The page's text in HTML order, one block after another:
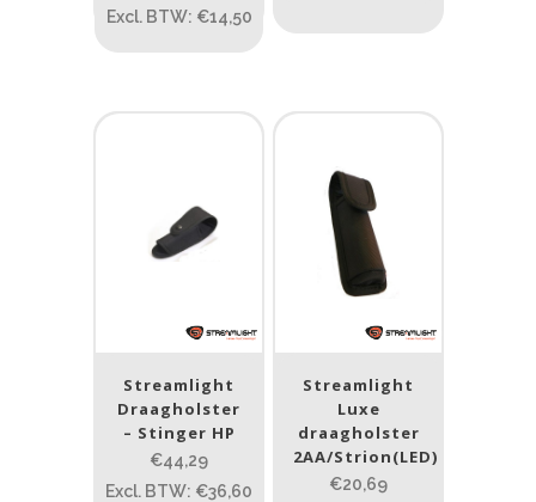
Excl. BTW: €14,50
Streamlight
Draagholster
– Stinger HP
€44,29
Excl. BTW: €36,60
Streamlight
Luxe
draagholster
2AA/Strion(LED)
€20,69